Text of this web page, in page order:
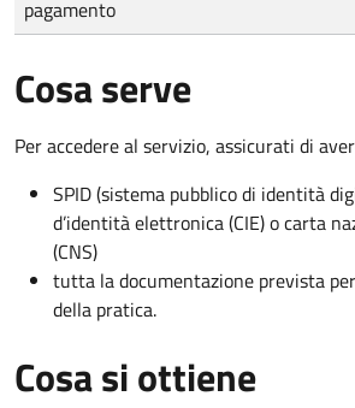
pagamento
Cosa serve
Per accedere al servizio, assicurati di
SPID (sistema pubblico di identità
d’identità elettronica (CIE) o carta
(CNS)
tutta la documentazione prevista
della pratica.
Cosa si ottiene